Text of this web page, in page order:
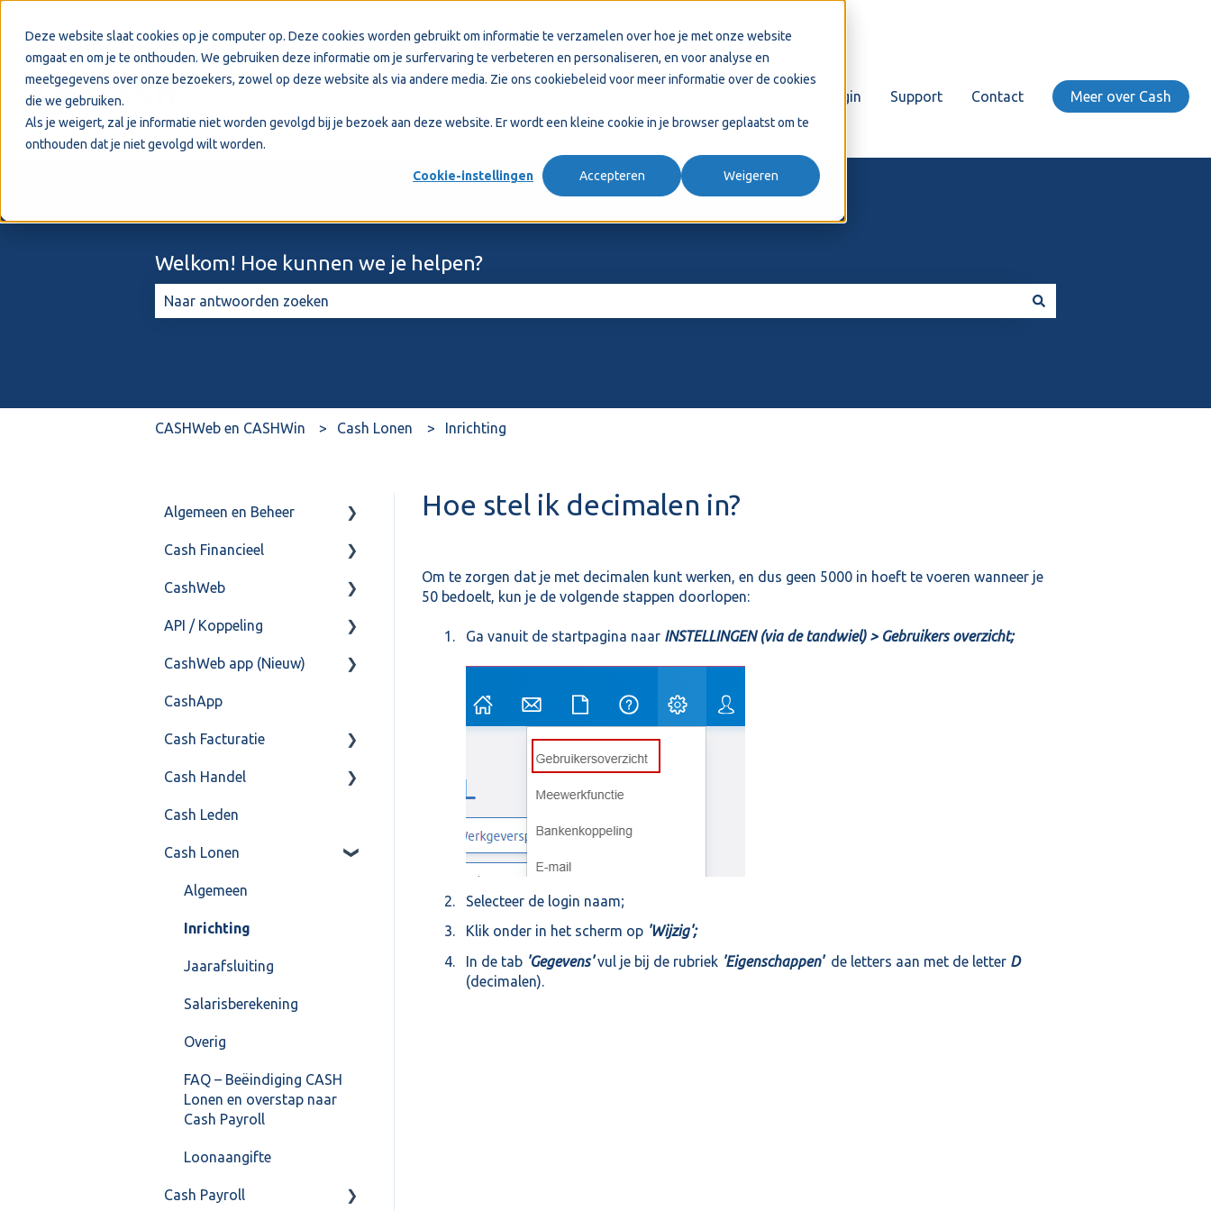
Deze website slaat cookies op je computer op. Deze cookies worden gebruikt om informatie te verzamelen over hoe je met onze website
omgaat en om je te onthouden. We gebruiken deze informatie om je surfervaring te verbeteren en personaliseren, en voor analyse en
meetgegevens over onze bezoekers, zowel op deze website als via andere media. Zie ons cookiebeleid voor meer informatie over de cookies
die we gebruiken.
Als je weigert, zal je informatie niet worden gevolgd bij je bezoek aan deze website. Er wordt een kleine cookie in je browser geplaatst om te
onthouden dat je niet gevolgd wilt worden.
Cookie-instellingen Accepteren Weigeren
Login Support Contact Meer over Cash
Welkom! Hoe kunnen we je helpen?
CASHWeb en CASHWin Cash Lonen Inrichting
Hoe stel ik decimalen in?
Om te zorgen dat je met decimalen kunt werken, en dus geen 5000 in hoeft te voeren wanneer je
50 bedoelt, kun je de volgende stappen doorlopen:
Ga vanuit de startpagina naar INSTELLINGEN (via de tandwiel) > Gebruikers overzicht;
Selecteer de login naam;
Klik onder in het scherm op 'Wijzig';
In de tab 'Gegevens'vul je bij de rubriek 'Eigenschappen'de letters aan met de letter D
(decimalen).
Algemeen en Beheer
Bank(koppeling)
Import/Export
Postbus
Training & Consultancy
Overig
Cash Financieel
Boekhoud
Fiscaal
Overig
CashWeb
CashHero Layout
Mailen vanuit CASHWeb
Algemeen gebruik
API / Koppeling
Algemeen
Api 3.0 (SOAP API)
API 4.0 (REST API)
CashWeb app (Nieuw)
Veel gestelde vragen
CashApp
Cash Facturatie
Factureren
Instellingen
Algemeen
Formulierlayout
Cash Handel
Inkoop
Verkoop
Voorraad
Overig
VoorraadService &
Cash Leden
Cash Lonen
Algemeen
Inrichting
Jaarafsluiting
Salarisberekening
Overig
FAQ – Beëindiging CASH
Lonen en overstap naar
Cash Payroll
Loonaangifte
Cash Payroll